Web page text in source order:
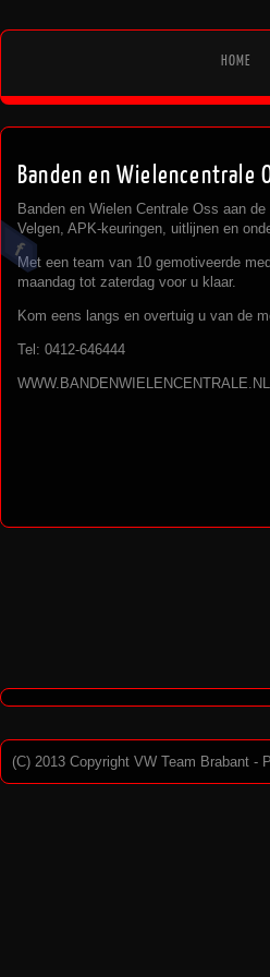
HOME
Banden en Wielencentrale
Banden en Wielen Centrale Oss aan
Velgen, APK-keuringen, uitlijnen en
Met een team van 10 gemotiveerde
maandag tot zaterdag voor u klaar.
Kom eens langs en overtuig u van de
Tel: 0412-646444
WWW.BANDENWIELENCENTRALE.NL
(C) 2013 Copyright VW Team Brabant -